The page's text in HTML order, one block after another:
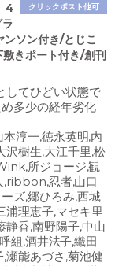
クリックポスト他可
4
ソン付き/とじこ
きポート付き/創刊
してひどい状態で
多少の経年劣化
淳一,徳永英明,内
沢樹生,大江千里,松
所ジョージ,観
,ribbon,忍者,山口
ズ,郷ひろみ,西城
浦理恵子,マセキ里
静香,南野陽子,中山
組,酒井法子,織田
瀬能あづさ,菊池健